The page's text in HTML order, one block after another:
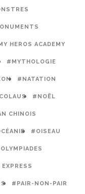
HEROS ACADEMY
#MYTHOLOGIE
#NATATION
#NOËL
CHINOIS
#OISEAU
#PAIR-NON-PAIR